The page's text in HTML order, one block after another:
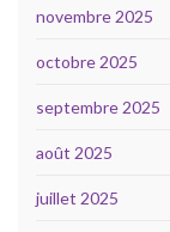
novembre 2025
octobre 2025
septembre 2025
août 2025
juillet 2025